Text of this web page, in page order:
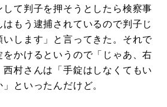
して判子を押そうとしたら検察事
もう逮捕されているので判子じ
いします」と言ってきた。それで
かけるというので「じゃあ、右
村さんは「手錠はしなくてもい
といったんだけど。